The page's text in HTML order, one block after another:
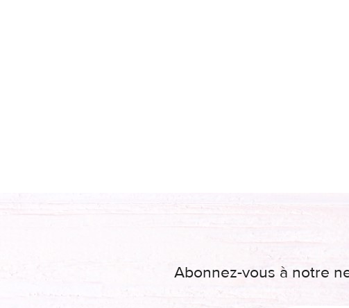
Abonnez-vous à notre